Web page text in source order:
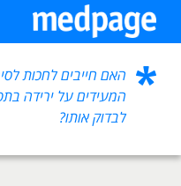
האם חייבים לחכות
המעידים על ירידה
לבדוק אותו?